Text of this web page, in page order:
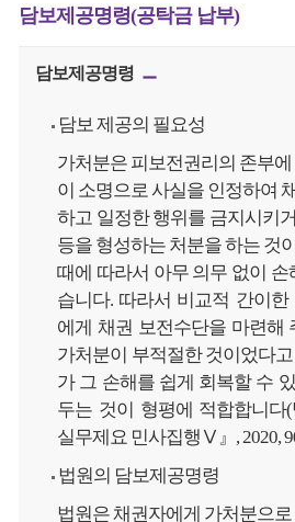
담보제공명령(공탁금 납부)
담보제공명령
담보 제공의 필요성
가처분은 피보전권리의 존부
이 소명으로 사실을 인정하여
하고 일정한 행위를 금지시키
등을 형성하는 처분을 하는 것
때에 따라서 아무 의무 없이 손
습니다. 따라서 비교적 간이
에게 채권 보전수단을 마련해
가처분이 부적절한 것이었다
가 그 손해를 쉽게 회복할 수
두는 것이 형평에 적합합니다
실무제요 민사집행Ⅴ』, 2020,
법원의 담보제공명령
법원은 채권자에게 가처분으